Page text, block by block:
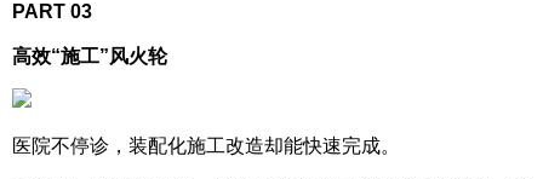
PART 03
高效“施工”风火轮
医院不停诊，装配化施工改造却能快速完成。